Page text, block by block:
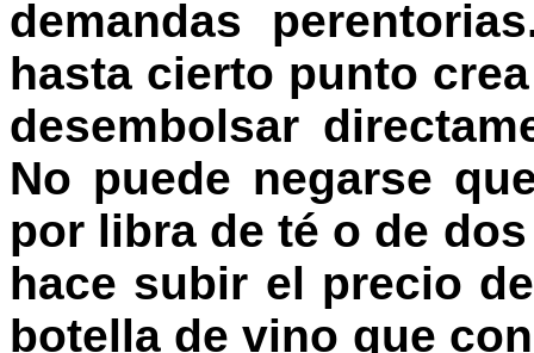
demandas
hasta cierto punto
desembolsar
No puede negarse
por libra de té o de
hace subir el precio
botella de vino que